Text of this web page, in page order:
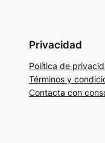
Privacidad
Política de
Términos y
Contacta con